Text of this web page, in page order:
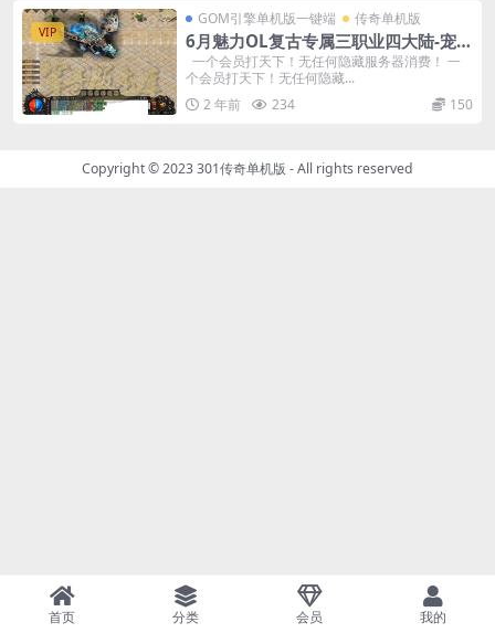
VIP
GOM引擎单机版一键端 传奇单机版
6月魅力OL复古专属三职业四大陆-宠物
坐骑-复古耐玩-附带GM后台
一个会员打天下！无任何隐藏服务器消费！ 一
个会员打天下！无任何隐藏...
2 年前
234 150
Copyright © 2023301传奇单机版 - All rights reserved
首页 分类 会员 我的